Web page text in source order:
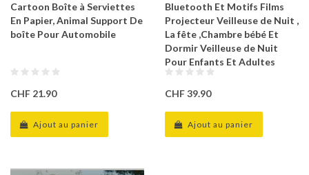
Cartoon Boîte à Serviettes
En Papier, Animal Support De
boîte Pour Automobile
CHF 21.90
Ajout au panier
Bluetooth Et Motifs Films
Projecteur Veilleuse de Nuit ,
La fête ,Chambre bébé Et
Dormir Veilleuse de Nuit
Pour Enfants Et Adultes
CHF 39.90
Ajout au panier